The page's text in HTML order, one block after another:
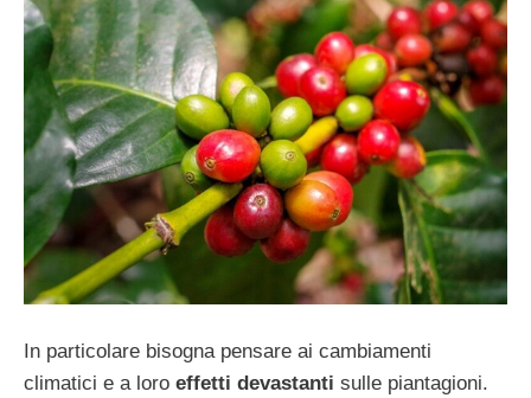
In particolare bisogna pensare ai cambiamenti
climatici e a loro effetti devastanti sulle piantagioni.